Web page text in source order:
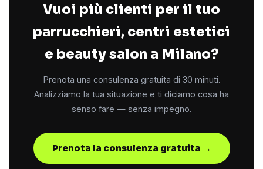
Vuoi più clienti per il tuo
parrucchieri, centri estetici
e beauty salon a Milano?
Prenota una consulenza gratuita di 30 minuti.
Analizziamo la tua situazione e ti diciamo cosa ha
senso fare — senza impegno.
Prenota la consulenza gratuita →